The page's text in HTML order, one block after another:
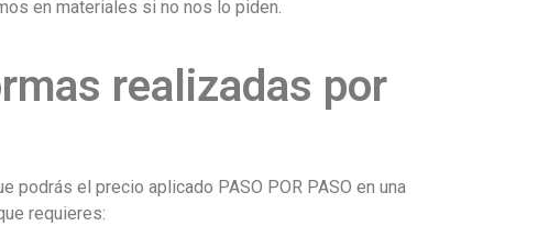
en materiales si no nos lo piden.
realizadas por
podrás el precio aplicado PASO POR PASO en una
requieres: